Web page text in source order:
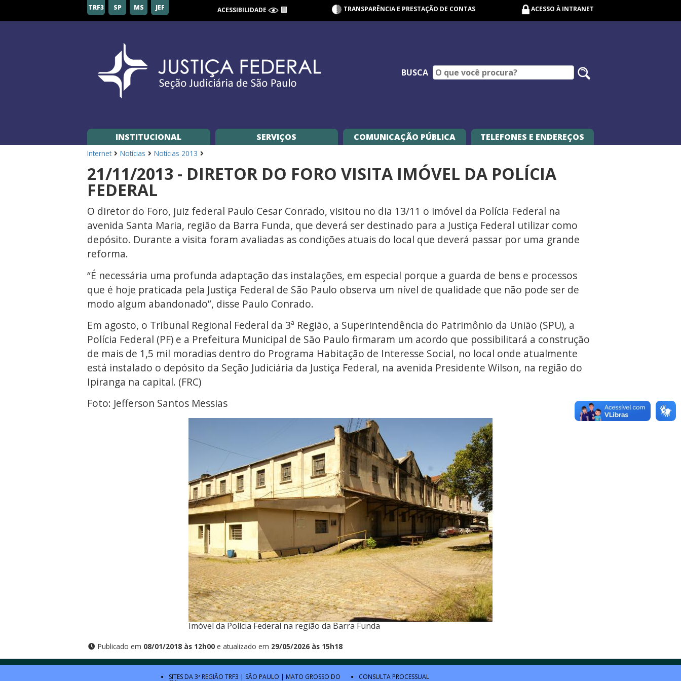
de
TRF3 SP MS JEF ACESSIBILIDADE TRANSPARÊNCIA E PRESTAÇÃO DE CONTAS ACESSO À INTRANET
BUSCA
INSTITUCIONAL SERVIÇOS COMUNICAÇÃO PÚBLICA TELEFONES E ENDEREÇOS
Internet Notícias Notícias 2013
21/11/2013 - DIRETOR DO FORO VISITA IMÓVEL DA POLÍCIA
FEDERAL
O diretor do Foro, juiz federal Paulo Cesar Conrado, visitou no dia 13/11 o imóvel da Polícia Federal na
avenida Santa Maria, região da Barra Funda, que deverá ser destinado para a Justiça Federal utilizar como
depósito. Durante a visita foram avaliadas as condições atuais do local que deverá passar por uma grande
reforma.
“É necessária uma profunda adaptação das instalações, em especial porque a guarda de bens e processos
que é hoje praticada pela Justiça Federal de São Paulo observa um nível de qualidade que não pode ser de
modo algum abandonado”, disse Paulo Conrado.
Em agosto, o Tribunal Regional Federal da 3ª Região, a Superintendência do Patrimônio da União (SPU), a
Polícia Federal (PF) e a Prefeitura Municipal de São Paulo firmaram um acordo que possibilitará a construção
de mais de 1,5 mil moradias dentro do Programa Habitação de Interesse Social, no local onde atualmente
está instalado o depósito da Seção Judiciária da Justiça Federal, na avenida Presidente Wilson, na região do
Ipiranga na capital. (FRC)
Foto: Jefferson Santos Messias
Imóvel da Polícia Federal na região da Barra Funda
Publicado em 08/01/2018 às 12h00 e atualizado em 29/05/2026 às 15h18
SITES DA 3ª REGIÃO TRF3 | SÃO PAULO | MATO GROSSO DO CONSULTA PROCESSUAL